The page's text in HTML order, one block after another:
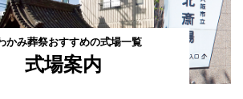
かみ葬祭おすすめの式場一覧
式場案内